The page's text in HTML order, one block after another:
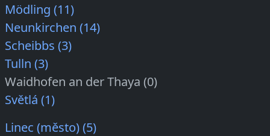
Mödling (11)
Neunkirchen (14)
Scheibbs (3)
Tulln (3)
Waidhofen an der Thaya (0)
Světlá (1)
Linec (město) (5)